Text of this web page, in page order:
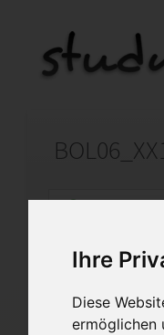
Ihre
Diese
ermöglichen
Auf
Startseite